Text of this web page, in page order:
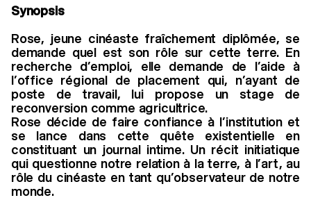
Synopsis
Rose, jeune cinéaste fraîchement diplômée, se
demande quel est son rôle sur cette terre. En
recherche d’emploi, elle demande de l’aide à
l’office régional de placement qui, n’ayant de
poste de travail, lui propose un stage de
reconversion comme agricultrice.
Rose décide de faire confiance à l’institution et
se lance dans cette quête existentielle en
constituant un journal intime. Un récit initiatique
qui questionne notre relation à la terre, à l’art, au
rôle du cinéaste en tant qu’observateur de notre
monde.